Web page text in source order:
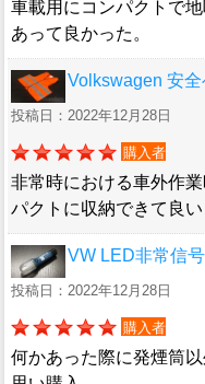
車載用にコンパクトで
あって良かった。
Volkswagen 安全
投稿日：2022年12月28日
購入者
非常時における車外作
パクトに収納できて良い
VW LED非常信
投稿日：2022年12月28日
購入者
何かあった際に発煙筒